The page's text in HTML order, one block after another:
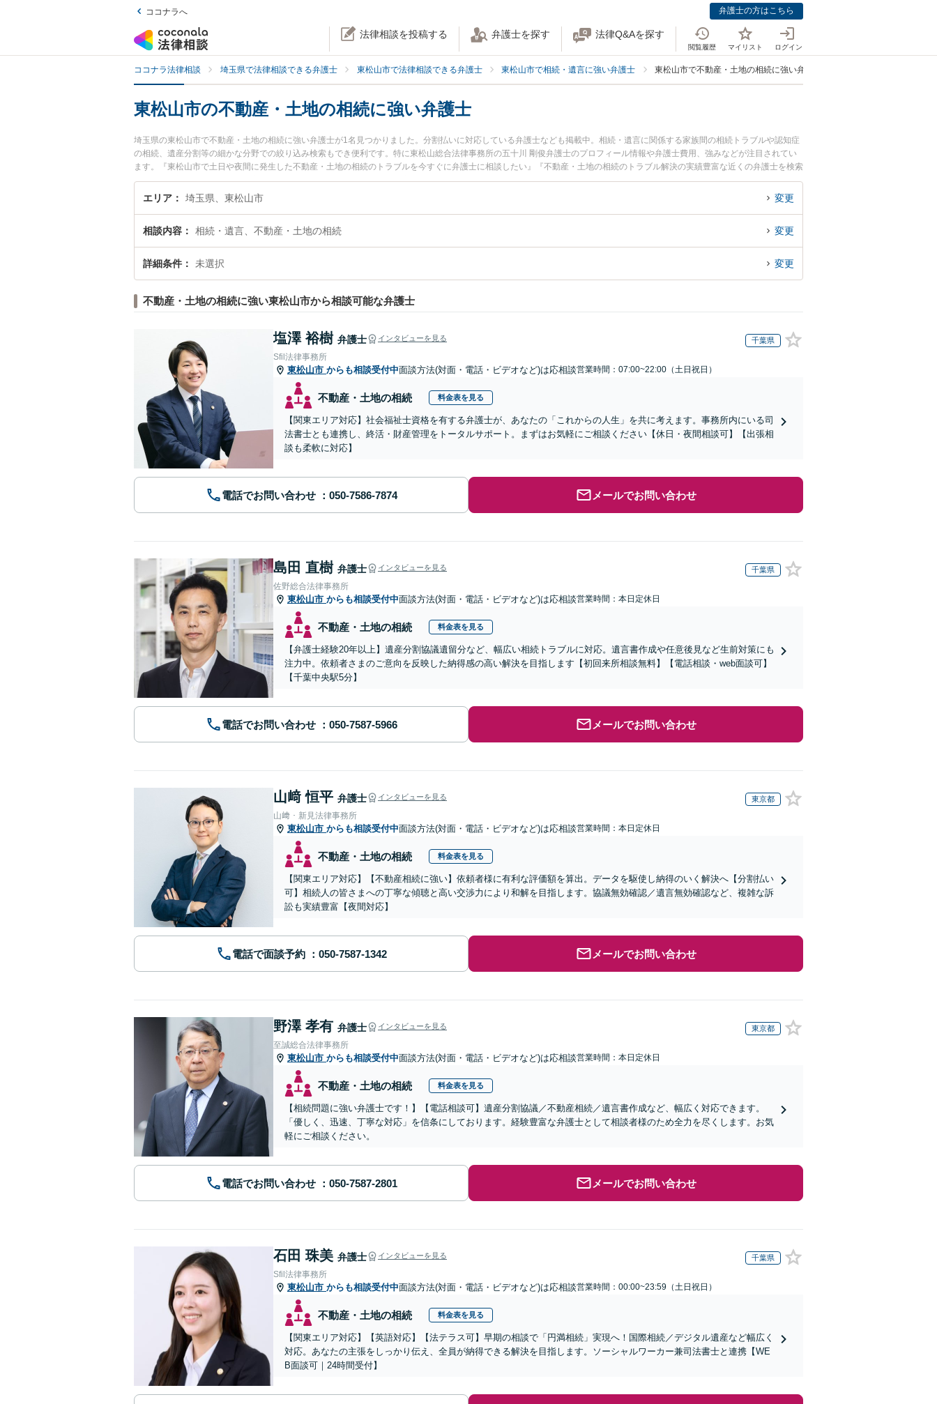
ココナラへ 弁護士の方はこちら
法律相談を投稿する 弁護士を探す 法律Q&Aを探す
閲覧履歴 マイリスト ログイン
ココナラ法律相談 埼玉県で法律相談できる弁護士 東松山市で法律相談できる弁護士 東松山市で相続・遺言に強い弁護士 東松山市で不動産・土地の相続に強い弁護士
東松山市の不動産・土地の相続に強い弁護士
埼玉県の東松山市で不動産・土地の相続に強い弁護士が1名見つかりました。分割払いに対応している弁護士なども掲載中。相続・遺言に関係する家族間の相続トラブルや認知症
の相続、遺産分割等の細かな分野での絞り込み検索もでき便利です。特に東松山総合法律事務所の五十川 剛俊弁護士のプロフィール情報や弁護士費用、強みなどが注目されてい
ます。『東松山市で土日や夜間に発生した不動産・土地の相続のトラブルを今すぐに弁護士に相談したい』『不動産・土地の相続のトラブル解決の実績豊富な近くの弁護士を検索
したい』『初回相談無料で不動産・土地の相続を法律相談できる東松山市内の弁護士に相談予約したい』などでお困りの相談者さんにおすすめです。
エリア 埼玉県、東松山市 変更
相談内容 相続・遺言、不動産・土地の相続 変更
詳細条件 未選択 変更
不動産・土地の相続に強い東松山市から相談可能な弁護士
塩澤 裕樹 弁護士 インタビューを見る 千葉県
Sfil法律事務所
東松山市 からも相談受付中面談方法(対面・電話・ビデオなど)は応相談営業時間：07:00~22:00（土日祝日）
不動産・土地の相続 料金表を見る
【関東エリア対応】社会福祉士資格を有する弁護士が、あなたの「これからの人生」を共に考えます。事務所内にいる司
法書士とも連携し、終活・財産管理をトータルサポート。まずはお気軽にご相談ください【休日・夜間相談可】【出張相
談も柔軟に対応】
電話でお問い合わせ メールでお問い合わせ
島田 直樹 弁護士 インタビューを見る 千葉県
佐野総合法律事務所
東松山市 からも相談受付中面談方法(対面・電話・ビデオなど)は応相談営業時間：本日定休日
不動産・土地の相続 料金表を見る
【弁護士経験20年以上】遺産分割協議遺留分など、幅広い相続トラブルに対応。遺言書作成や任意後見など生前対策にも
注力中。依頼者さまのご意向を反映した納得感の高い解決を目指します【初回来所相談無料】【電話相談・web面談可】
【千葉中央駅5分】
電話でお問い合わせ メールでお問い合わせ
山﨑 恒平 弁護士 インタビューを見る 東京都
山﨑・新見法律事務所
東松山市 からも相談受付中面談方法(対面・電話・ビデオなど)は応相談営業時間：本日定休日
不動産・土地の相続 料金表を見る
【関東エリア対応】【不動産相続に強い】依頼者様に有利な評価額を算出。データを駆使し納得のいく解決へ【分割払い
可】相続人の皆さまへの丁寧な傾聴と高い交渉力により和解を目指します。協議無効確認／遺言無効確認など、複雑な訴
訟も実績豊富【夜間対応】
電話で面談予約 メールでお問い合わせ
野澤 孝有 弁護士 インタビューを見る 東京都
至誠総合法律事務所
東松山市 からも相談受付中面談方法(対面・電話・ビデオなど)は応相談営業時間：本日定休日
不動産・土地の相続 料金表を見る
【相続問題に強い弁護士です！】【電話相談可】遺産分割協議／不動産相続／遺言書作成など、幅広く対応できます。
「優しく、迅速、丁寧な対応」を信条にしております。経験豊富な弁護士として相談者様のため全力を尽くします。お気
軽にご相談ください。
電話でお問い合わせ メールでお問い合わせ
石田 珠美 弁護士 インタビューを見る 千葉県
Sfil法律事務所
東松山市 からも相談受付中面談方法(対面・電話・ビデオなど)は応相談営業時間：00:00~23:59（土日祝日）
不動産・土地の相続 料金表を見る
【関東エリア対応】【英語対応】【法テラス可】早期の相談で「円満相続」実現へ！国際相続／デジタル遺産など幅広く
対応。あなたの主張をしっかり伝え、全員が納得できる解決を目指します。ソーシャルワーカー兼司法書士と連携【WE
B面談可｜24時間受付】